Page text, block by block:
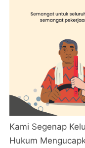
Kami Segenap
Hukum